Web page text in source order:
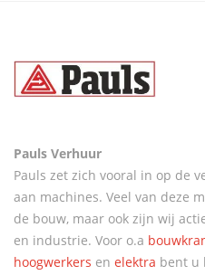
Pauls Verhuur
Pauls zet zich vooral in op de
aan machines. Veel van deze
de bouw, maar ook zijn wij
en industrie. Voor o.a
hoogwerkers en elektra bent u